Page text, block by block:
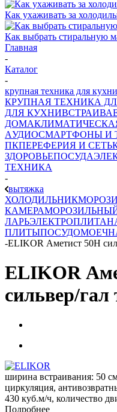
Как ухаживать за
Как выбрать стиральную
Главная
-
Каталог
-
крупная техника для кухни
КРУПНАЯ ТЕХНИКА
ДЛЯ КУХНИ
ДОМА
AУДИОСМАРТФОНЫ И
ПКПЕРЕФЕРИЯ И СЕТЬ
ЗДОРОВЬЕПОСУДА
ТЕХНИКА
-
вытяжка
ХОЛОДИЛЬНИК
КАМЕРА
ЛАРЬЭЛЕКТРОПЛИТА
ПЛИТЫ
-ELIKOR Аметист 50Н
ELIKOR
сильвер/гал
ширина встраивания: 50
циркуляция,
430 куб.м/ч, количество
Подробнее